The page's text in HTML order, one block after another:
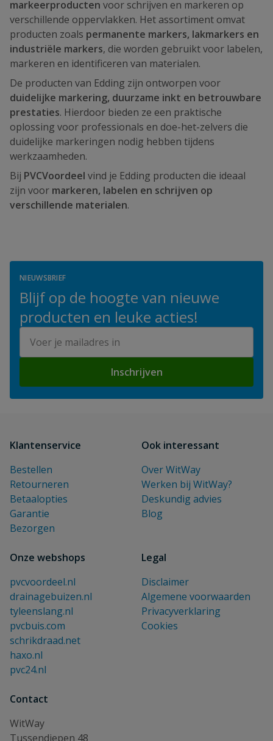
markeerproducten voor schrijven en markeren op
verschillende oppervlakken. Het assortiment omvat
producten zoals permanente markers, lakmarkers en
industriële markers, die worden gebruikt voor labelen,
markeren en identificeren van materialen.
De producten van Edding zijn ontworpen voor
duidelijke markering, duurzame inkt en betrouwbare
prestaties. Hierdoor bieden ze een praktische
oplossing voor professionals en doe-het-zelvers die
duidelijke markeringen nodig hebben tijdens
werkzaamheden.
Bij PVCVoordeel vind je Edding producten die ideaal
zijn voor markeren, labelen en schrijven op
verschillende materialen.
NIEUWSBRIEF
Blijf op de hoogte van nieuwe
producten en leuke acties!
Inschrijven
Klantenservice
Bestellen
Retourneren
Betaalopties
Garantie
Bezorgen
Ook interessant
Over WitWay
Werken bij WitWay?
Deskundig advies
Blog
Onze webshops
pvcvoordeel.nl
drainagebuizen.nl
tyleenslang.nl
pvcbuis.com
schrikdraad.net
haxo.nl
pvc24.nl
Legal
Disclaimer
Algemene voorwaarden
Privacyverklaring
Cookies
Contact
WitWay
Tussendiepen 48